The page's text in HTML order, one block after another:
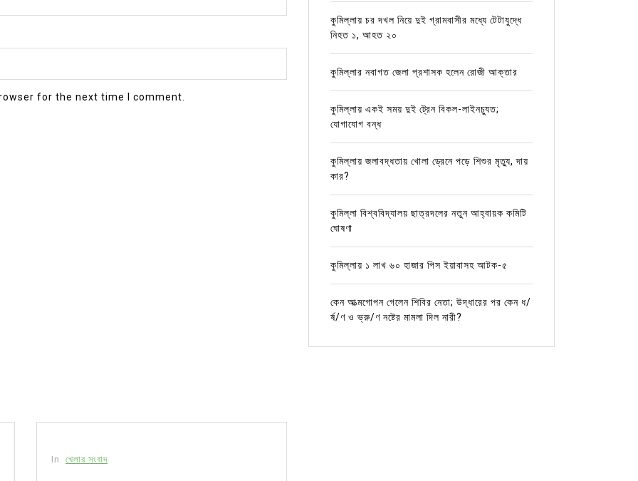
for the next time I comment.
In খেলার সংবাদ
কুমিল্লায় চর দখল নিয়ে দুই গ্রামবাসীর মধ্যে টেটাযুদ্ধে
নিহত ১, আহত ২০
কুমিল্লার নবাগত জেলা প্রশাসক হলেন রোজী আক্তার
কুমিল্লায় একই সময় দুই ট্রেন বিকল-লাইনচ্যুত;
যোগাযোগ বন্ধ
কুমিল্লায় জলাবদ্ধতায় খোলা ড্রেনে পড়ে শিশুর মৃত্যু, দায়
কার?
কুমিল্লা বিশ্ববিদ্যালয় ছাত্রদলের নতুন আহ্বায়ক কমিটি
ঘোষণা
কুমিল্লায় ১ লাখ ৬০ হাজার পিস ইয়াবাসহ আটক-৫
কেন আত্মগোপন গেলেন শিবির নেতা; উদ্ধারের পর কেন ধ/
র্ষ/ণ ও ভ্রু/ণ নষ্টের মামলা দিল নারী?